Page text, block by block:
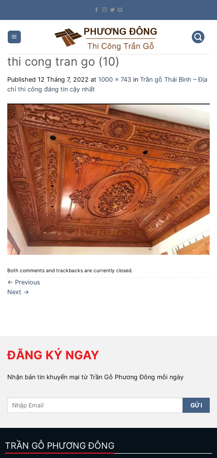
thi cong tran go (10)
Published 12 Tháng 7, 2022 at 1000 × 743 in Trần gỗ Thái Bình – Địa
chỉ thi công đáng tin cậy nhất
Both comments and trackbacks are currently closed.
← Previous
Next →
ĐĂNG KÝ NGAY
Nhận bản tin khuyến mại từ Trần Gỗ Phương Đông mỗi ngày
TRẦN GỖ PHƯƠNG ĐÔNG